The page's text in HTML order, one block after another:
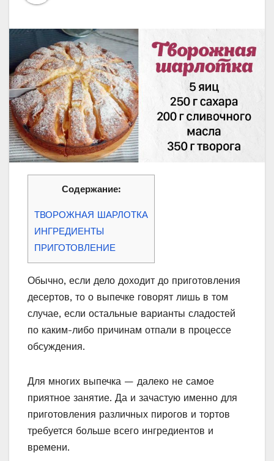
Содержание:
ТВОРОЖНАЯ ШАРЛОТКА
ИНГРЕДИЕНТЫ
ПРИГОТОВЛЕНИЕ
Обычно, если дело доходит до приготовления
десертов, то о выпечке говорят лишь в том
случае, если остальные варианты сладостей
по каким-либо причинам отпали в процессе
обсуждения.
Для многих выпечка — далеко не самое
приятное занятие. Да и зачастую именно для
приготовления различных пирогов и тортов
требуется больше всего ингредиентов и
времени.